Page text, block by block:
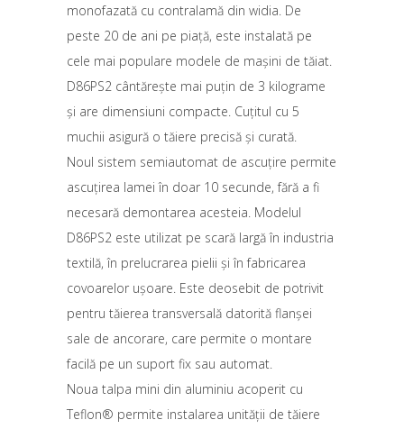
monofazată cu contralamă din widia. De
peste 20 de ani pe piață, este instalată pe
cele mai populare modele de mașini de tăiat.
D86PS2 cântărește mai puțin de 3 kilograme
și are dimensiuni compacte. Cuțitul cu 5
muchii asigură o tăiere precisă și curată.
Noul sistem semiautomat de ascuțire permite
ascuțirea lamei în doar 10 secunde, fără a fi
necesară demontarea acesteia. Modelul
D86PS2 este utilizat pe scară largă în industria
textilă, în prelucrarea pielii și în fabricarea
covoarelor ușoare. Este deosebit de potrivit
pentru tăierea transversală datorită flanșei
sale de ancorare, care permite o montare
facilă pe un suport fix sau automat.
Noua talpa mini din aluminiu acoperit cu
Teflon® permite instalarea unității de tăiere